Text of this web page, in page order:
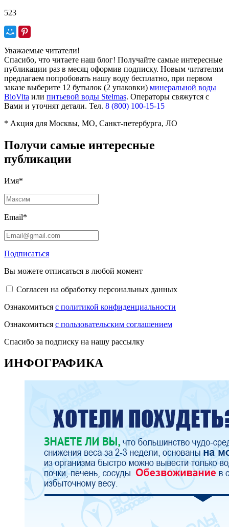
523
Уважаемые читатели!
Спасибо, что читаете наш блог! Получайте самые интересные
публикации раз в месяц оформив подписку. Новым читателям
предлагаем попробовать нашу воду бесплатно, при первом
заказе выберите 12 бутылок (2 упаковки) минеральной воды
BioVita или питьевой воды Stelmas. Операторы свяжутся с
Вами и уточнят детали. Тел. 8 (800) 100-15-15
* Акция для Москвы, МО, Санкт-петербурга, ЛО
Получи самые интересные
публикации
Имя*
Email*
Подписаться
Вы можете отписаться в любой момент
Согласен на обработку персональных данных
Ознакомиться с политикой конфиденциальности
Ознакомиться с пользовательским соглашением
Спасибо за подписку на нашу рассылку
ИНФОГРАФИКА